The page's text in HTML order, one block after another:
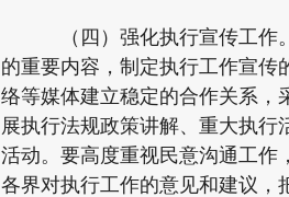
（四）强化执行宣传工作。
的重要内容，制定执行工作宣传
络等媒体建立稳定的合作关系，
展执行法规政策讲解、重大执
活动。要高度重视民意沟通工作
各界对执行工作的意见和建议，